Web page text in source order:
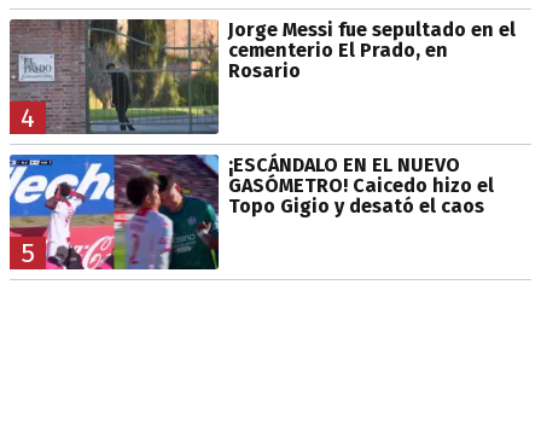
4
Jorge Messi fue sepultado en el
cementerio El Prado, en
Rosario
5
¡ESCÁNDALO EN EL NUEVO
GASÓMETRO! Caicedo hizo el
Topo Gigio y desató el caos